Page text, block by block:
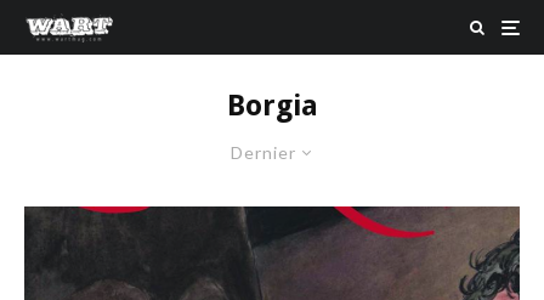
Borgia
Dernier